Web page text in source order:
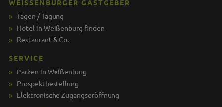
WEISSENBURGER GASTGEBER
Tagen / Tagung
Hotel in Weißenburg finden
Restaurant & Co.
SERVICE
Parken in Weißenburg
Prospektbestellung
Elektronische Zugangseröffnung